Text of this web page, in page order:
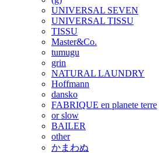
UNIVERSAL SEVEN
UNIVERSAL TISSU
TISSU
Master&Co.
tumugu
grin
NATURAL LAUNDRY
Hoffmann
dansko
FABRIQUE en planete terre
or slow
BAILER
other
かまわぬ